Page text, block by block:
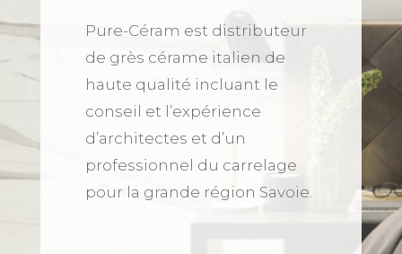
Pure-Céram est distributeur
de grès cérame italien de
haute qualité incluant le
conseil et l’expérience
d’architectes et d’un
professionnel du carrelage
pour la grande région Savoie.